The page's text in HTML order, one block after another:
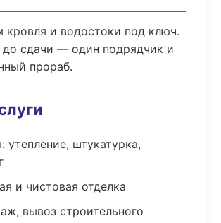
кровля и водостоки под ключ.
до сдачи — один подрядчик и
прораб.
утепление, штукатурка,
и чистовая отделка
вывоз строительного